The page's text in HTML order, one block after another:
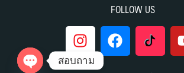
FOLLOW US
สอบถาม